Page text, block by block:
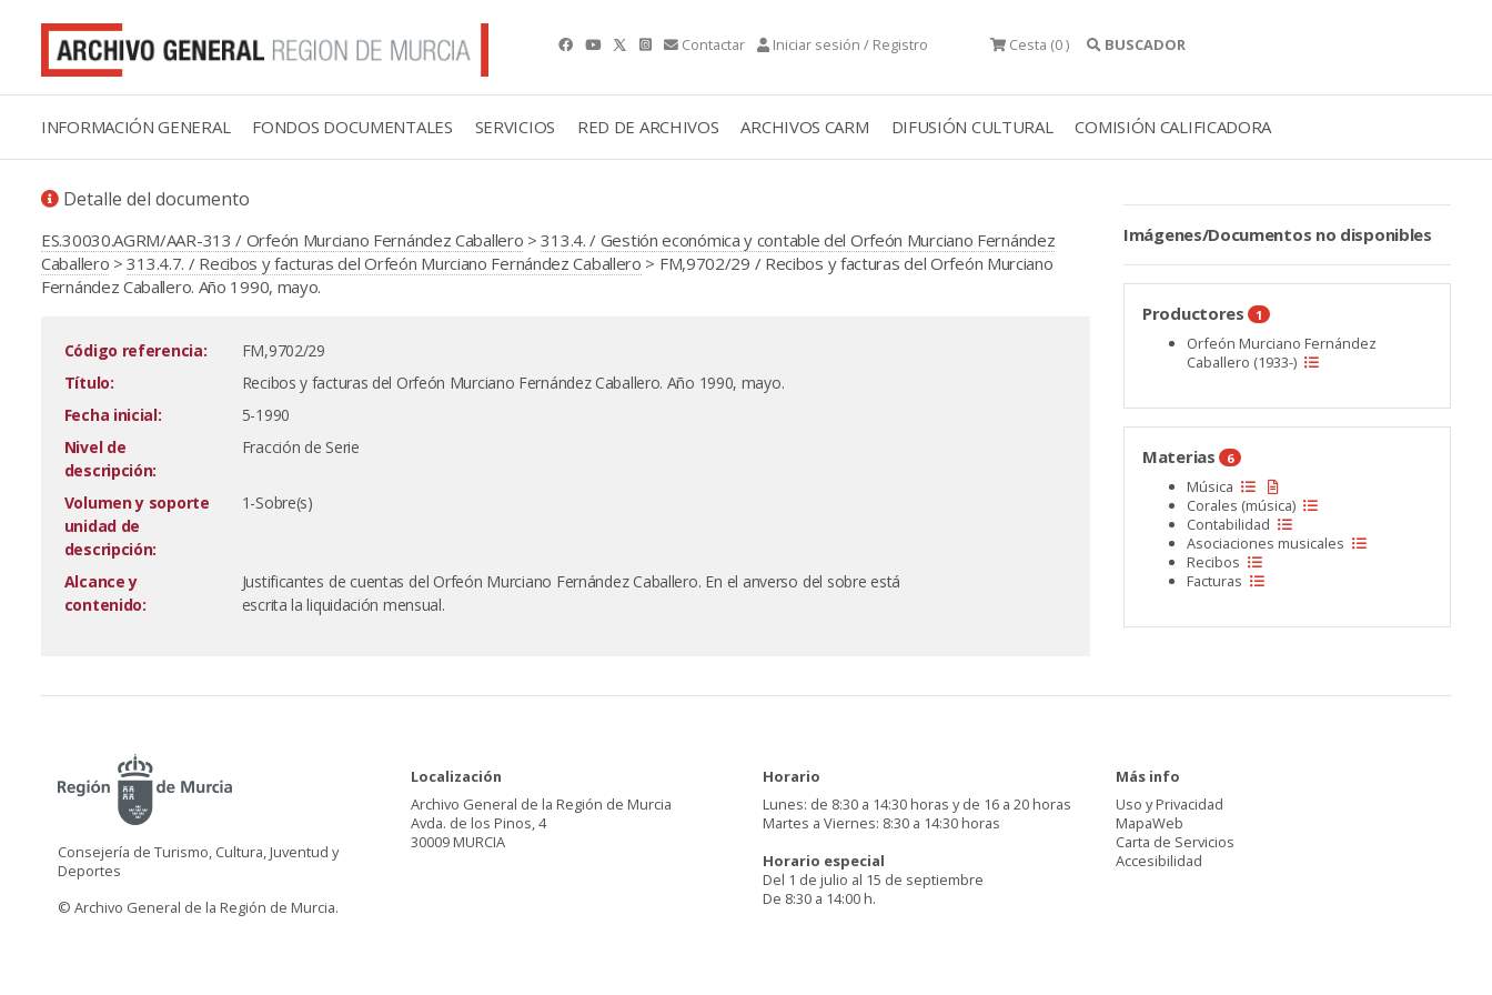
Contactar Iniciar sesión / Registro Cesta (0 ) BUSCADOR
INFORMACIÓN GENERAL FONDOS DOCUMENTALES SERVICIOS RED DE ARCHIVOS ARCHIVOS CARM DIFUSIÓN CULTURAL COMISIÓN CALIFICADORA
Detalle del documento
ES.30030.AGRM/AAR-313 / Orfeón Murciano Fernández Caballero >313.4. / Gestión económica y contable del Orfeón Murciano Fernández
Caballero >313.4.7. / Recibos y facturas del Orfeón Murciano Fernández Caballero > FM,9702/29 / Recibos y facturas del Orfeón Murciano
Fernández Caballero. Año 1990, mayo.
Código referencia:
FM,9702/29
Título:
Recibos y facturas del Orfeón Murciano Fernández Caballero. Año 1990, mayo.
Fecha inicial:
5-1990
Nivel de
descripción:
Fracción de Serie
Volumen y soporte
unidad de
descripción:
1-Sobre(s)
Alcance y
contenido:
Justificantes de cuentas del Orfeón Murciano Fernández Caballero. En el anverso del sobre está
escrita la liquidación mensual.
Imágenes/Documentos no disponibles
Productores 1
Orfeón Murciano Fernández
Caballero (1933-)
Materias 6
Música
Corales (música)
Contabilidad
Asociaciones musicales
Recibos
Facturas
Consejería de Turismo, Cultura, Juventud y
Deportes
© Archivo General de la Región de Murcia.
Localización
Archivo General de la Región de Murcia
Avda. de los Pinos, 4
30009 MURCIA
Horario
Lunes: de 8:30 a 14:30 horas y de 16 a 20 horas
Martes a Viernes: 8:30 a 14:30 horas
Horario especial
Del 1 de julio al 15 de septiembre
De 8:30 a 14:00 h.
Más info
Uso y Privacidad
MapaWeb
Carta de Servicios
Accesibilidad